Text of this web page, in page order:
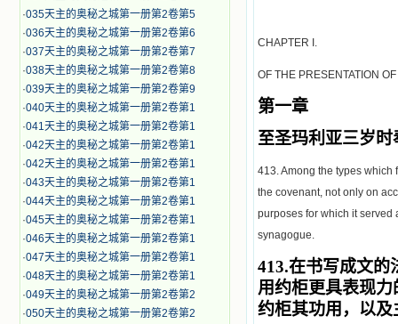
·035天主的奥秘之城第一册第2卷第5
·036天主的奥秘之城第一册第2卷第6
·037天主的奥秘之城第一册第2卷第7
·038天主的奥秘之城第一册第2卷第8
·039天主的奥秘之城第一册第2卷第9
·040天主的奥秘之城第一册第2卷第1
·041天主的奥秘之城第一册第2卷第1
·042天主的奥秘之城第一册第2卷第1
·042天主的奥秘之城第一册第2卷第1
·043天主的奥秘之城第一册第2卷第1
·044天主的奥秘之城第一册第2卷第1
·045天主的奥秘之城第一册第2卷第1
·046天主的奥秘之城第一册第2卷第1
·047天主的奥秘之城第一册第2卷第1
·048天主的奥秘之城第一册第2卷第1
·049天主的奥秘之城第一册第2卷第2
·050天主的奥秘之城第一册第2卷第2
CHAPTER I.
OF THE PRESENTATION
第一章
至圣玛利亚三岁
413. Among the types which
the covenant, not only on
purposes for which it served
synagogue.
413.在书写成文的
用约柜更具表现
约柜其功用，以